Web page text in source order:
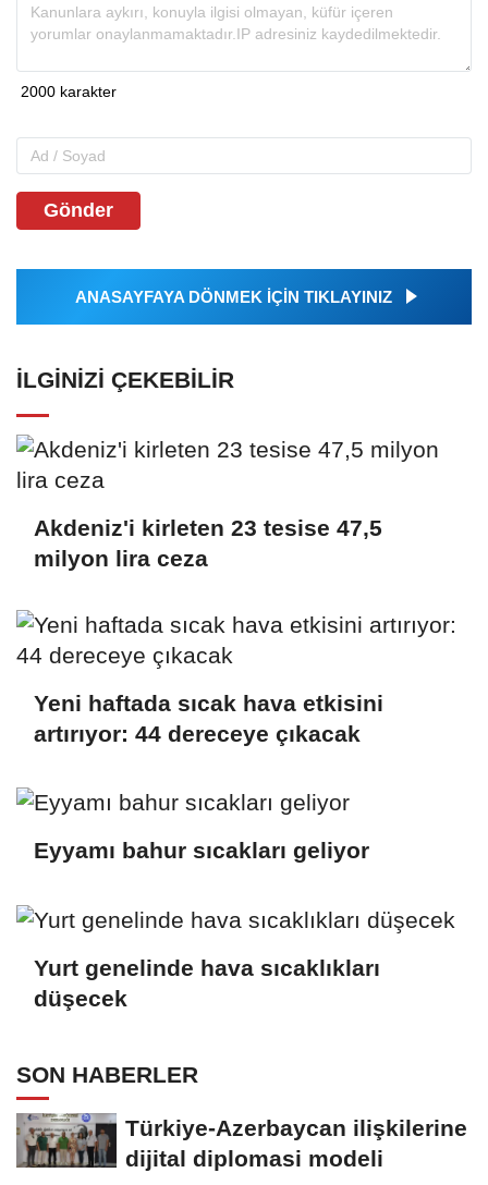
Gönder
ANASAYFAYA DÖNMEK İÇİN TIKLAYINIZ
İLGINIZI ÇEKEBILIR
Akdeniz'i kirleten 23 tesise 47,5
milyon lira ceza
Yeni haftada sıcak hava etkisini
artırıyor: 44 dereceye çıkacak
Eyyamı bahur sıcakları geliyor
Yurt genelinde hava sıcaklıkları
düşecek
SON HABERLER
Türkiye-Azerbaycan ilişkilerine
dijital diplomasi modeli